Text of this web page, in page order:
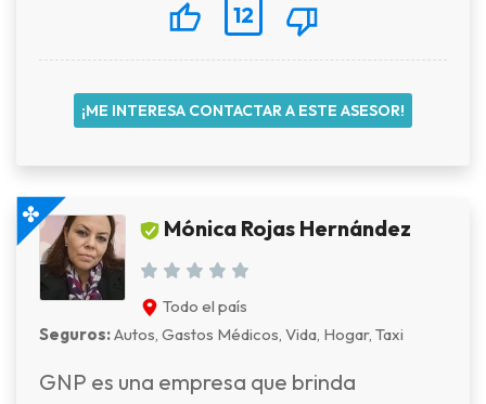
12
¡ME INTERESA CONTACTAR A ESTE ASESOR!
Mónica Rojas Hernández
Todo el país
Seguros:Autos, Gastos Médicos, Vida, Hogar, Taxi
GNP es una empresa que brinda